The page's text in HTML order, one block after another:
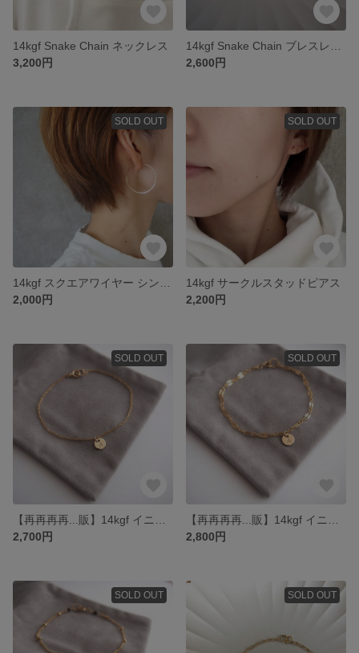
14kgf Snake Chain ネックレス
3,200円
2,600円
SOLD OUT
2,000円
SOLD OUT
14kgf サークルスタッドピアス
2,200円
SOLD OUT
2,700円
SOLD OUT
2,800円
SOLD OUT SOLD OUT